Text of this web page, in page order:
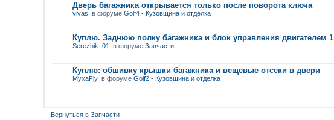
Дверь багажника открывается только после поворота ключа
vivas в форумеGolf4 - Кузовщина и отделка
Куплю. Заднюю полку багажника и блок управления двигателем 1
Serezhik_01 в форумеЗапчасти
Куплю: обшивку крышки багажника и вещевые отсеки в двери
MyxaFly в форумеGolf2 - Кузовщина и отделка
Вернуться в Запчасти